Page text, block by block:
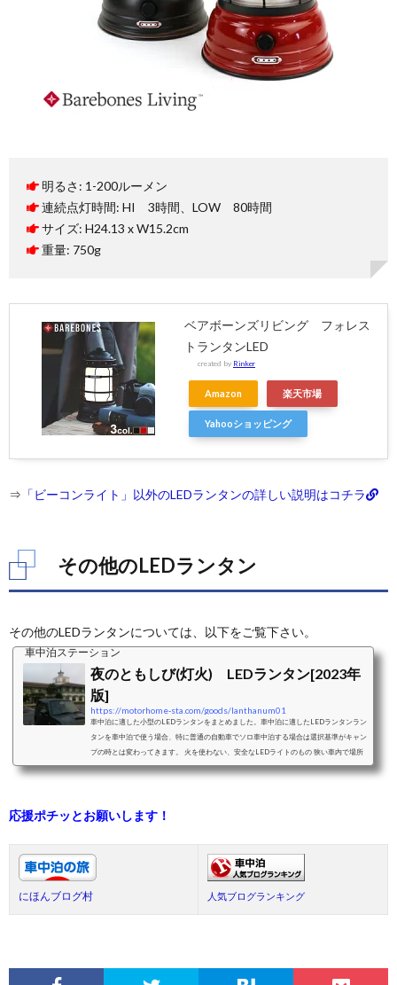
明るさ: 1-200ルーメン
連続点灯時間: HI 3時間、LOW 80時間
サイズ: H24.13 x W15.2cm
重量: 750g
ベアボーンズリビング フォレス
トランタンLED
created by Rinker
Amazon 楽天市場
Yahooショッピング
⇒ 「ビーコンライト」以外のLEDランタンの詳しい説明はコチラ
その他のLEDランタン
その他のLEDランタンについては、以下をご覧下さい。
車中泊ステーション
夜のともしび(灯火) LEDランタン[2023年
版]
https://motorhome-sta.com/goods/lanthanum01
車中泊に適した小型のLEDランタンをまとめました。車中泊に適したLEDランタンラン
タンを車中泊で使う場合、特に普通の自動車でソロ車中泊する場合は選択基準がキャン
プの時とは変わってきます。 火を使わない、安全なLEDライトのもの 狭い車内で場所
を取らないこと以下の2点をクリアすると狭い車内での利用シーンが広がります ド
応援ポチッとお願いします！
にほんブログ村 人気ブログランキング